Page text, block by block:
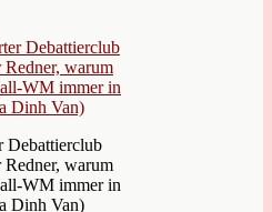
Debattierclub
Redner, warum
WM immer in
Dinh Van)